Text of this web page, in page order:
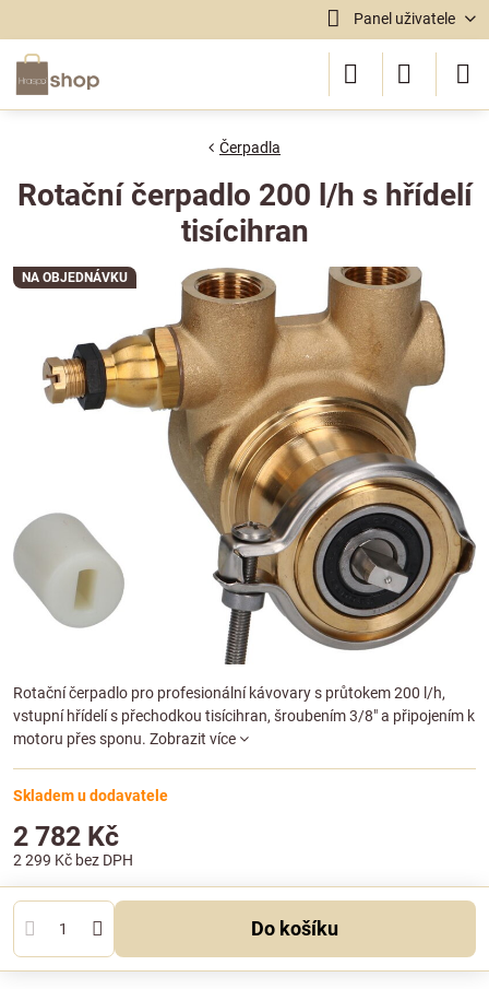
Panel uživatele
NA OBJEDNÁVKU
Čerpadla
Rotační čerpadlo 200 l/h s hřídelí
tisícihran
Rotační čerpadlo pro profesionální kávovary s průtokem 200 l/h,
vstupní hřídelí s přechodkou tisícihran, šroubením 3/8" a připojením k
motoru přes sponu. Zobrazit více
Skladem u dodavatele
2 782 Kč
2 299 Kč bez DPH
Do košíku